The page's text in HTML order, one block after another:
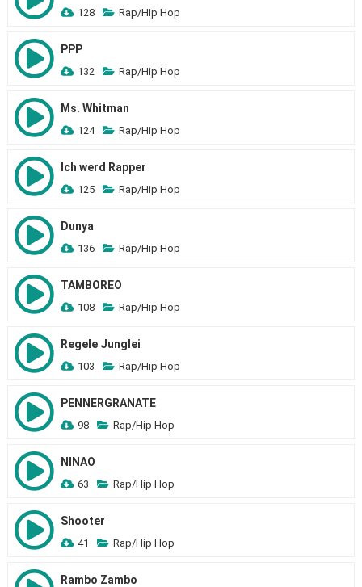
128 Rap/Hip Hop
PPP
132 Rap/Hip Hop
Ms. Whitman
124 Rap/Hip Hop
Ich werd Rapper
125 Rap/Hip Hop
Dunya
136 Rap/Hip Hop
TAMBOREO
108 Rap/Hip Hop
Regele Junglei
103 Rap/Hip Hop
PENNERGRANATE
98 Rap/Hip Hop
NINAO
63 Rap/Hip Hop
Shooter
41 Rap/Hip Hop
Rambo Zambo